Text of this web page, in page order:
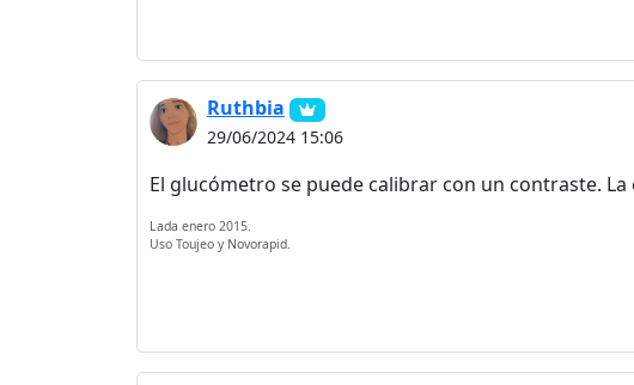
Ruthbia
29/06/2024 15:06
El glucómetro se puede calibrar con un contraste.
Lada enero 2015.
Uso Toujeo y Novorapid.